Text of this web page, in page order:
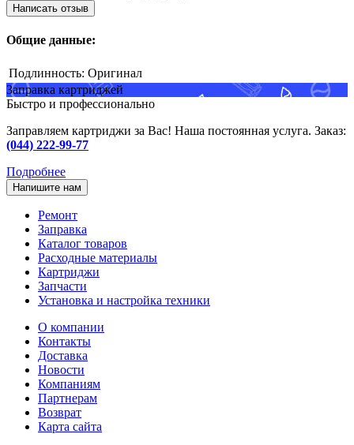
Написать отзыв
Общие данные:
Подлинность: Оригинал
Заправка картриджей
Быстро и профессионально
Заправляем картриджи за Вас! Наша постоянная услуга. Заказ:
(044) 222-99-77
Подробнее
Напишите нам
Ремонт
Заправка
Каталог товаров
Расходные материалы
Картриджи
Запчасти
Установка и настройка техники
О компании
Контакты
Доставка
Новости
Компаниям
Партнерам
Возврат
Карта сайта